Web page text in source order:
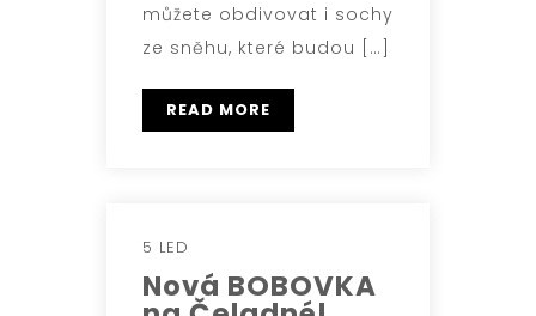
můžete obdivovat i sochy
ze sněhu, které budou […]
READ MORE
5 LED
Nová BOBOVKA